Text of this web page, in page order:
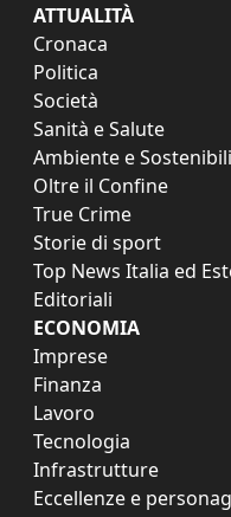
ATTUALITÀ
Cronaca
Politica
Società
Sanità e Salute
Ambiente e
Oltre il Confine
True Crime
Storie di sport
Top News Italia ed
Editoriali
ECONOMIA
Imprese
Finanza
Lavoro
Tecnologia
Infrastrutture
Eccellenze e